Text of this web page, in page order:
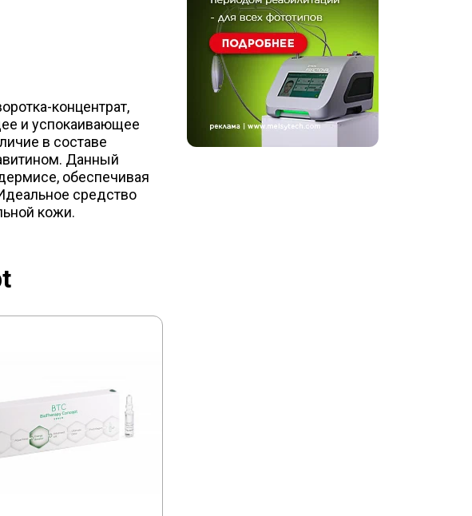
концентрат,
и успокаивающее
в составе
Данный
обеспечивая
средство
кожи.